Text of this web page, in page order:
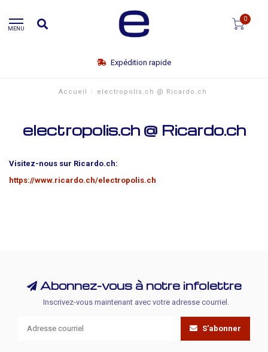
MENU
0
Expédition rapide
Accueil / electropolis.ch @ Ricardo.ch
electropolis.ch @ Ricardo.ch
Visitez-nous sur Ricardo.ch:
https://www.ricardo.ch/electropolis.ch
Abonnez-vous à notre infolettre
Inscrivez-vous maintenant avec votre adresse courriel.
S'abonner